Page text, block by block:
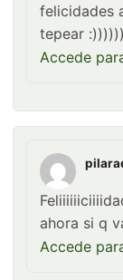
felicidades
tepear
Accede
ahora si q
Accede